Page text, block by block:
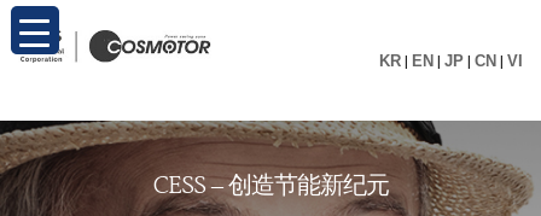
KR | EN | JP | CN | VI
CESS – 创造节能新纪元